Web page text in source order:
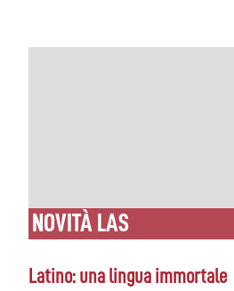
NOVITÀ LAS
Latino: una lingua immortale